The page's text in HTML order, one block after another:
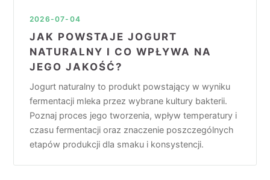
2026-07-04
JAK POWSTAJE JOGURT
NATURALNY I CO WPŁYWA NA
JEGO JAKOŚĆ?
Jogurt naturalny to produkt powstający w wyniku
fermentacji mleka przez wybrane kultury bakterii.
Poznaj proces jego tworzenia, wpływ temperatury i
czasu fermentacji oraz znaczenie poszczególnych
etapów produkcji dla smaku i konsystencji.